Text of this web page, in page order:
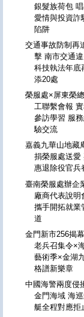
銀髮族荷包 唱
愛情與投資詐
陷阱
交通事故防制再
擊 南市交通違
科技執法年底
添20處
榮服處×屏東榮
工聯繫會報
參訪學習 服
驗交流
嘉義九華山地藏
捐榮服處送愛
惠退除役官兵
臺南榮服處辦企
廠商代表說明
攜手開拓就業
道
金門新市256揭幕
老兵召集令×
藝術季×金湖
格譜新樂章
中國海警兩度侵
金門海域 海
艇全程對應拒